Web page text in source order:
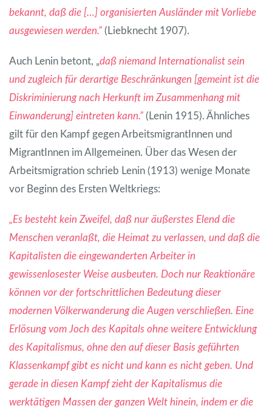
bekannt, daß die […] organisierten Ausländer mit Vorliebe
ausgewiesen werden.” (Liebknecht 1907).
Auch Lenin betont, „daß niemand Internationalist sein
und zugleich für derartige Beschränkungen [gemeint ist die
Diskriminierung nach Herkunft im Zusammenhang mit
Einwanderung] eintreten kann.” (Lenin 1915). Ähnliches
gilt für den Kampf gegen ArbeitsmigrantInnen und
MigrantInnen im Allgemeinen. Über das Wesen der
Arbeitsmigration schrieb Lenin (1913) wenige Monate
vor Beginn des Ersten Weltkriegs:
„Es besteht kein Zweifel, daß nur äußerstes Elend die
Menschen veranlaßt, die Heimat zu verlassen, und daß die
Kapitalisten die eingewanderten Arbeiter in
gewissenlosester Weise ausbeuten. Doch nur Reaktionäre
können vor der fortschrittlichen Bedeutung dieser
modernen Völkerwanderung die Augen verschließen. Eine
Erlösung vom Joch des Kapitals ohne weitere Entwicklung
des Kapitalismus, ohne den auf dieser Basis geführten
Klassenkampf gibt es nicht und kann es nicht geben. Und
gerade in diesen Kampf zieht der Kapitalismus die
werktätigen Massen der ganzen Welt hinein, indem er die